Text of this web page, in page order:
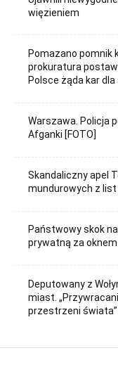
więzieniem
Pomazano pomnik
prokuratura
Polsce żąda kar
Warszawa. Policja
Afganki [FOTO]
Skandaliczny apel
mundurowych z list
Państwowy skok
prywatną za oknem
Deputowany z
miast.
przestrzeni świata”